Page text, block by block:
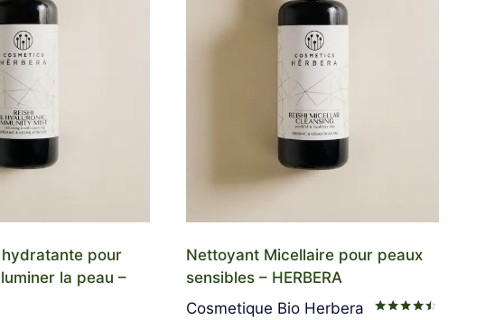
pour
la peau –
Nettoyant Micellaire pour peaux
sensibles – HERBERA
Cosmetique Bio Herbera